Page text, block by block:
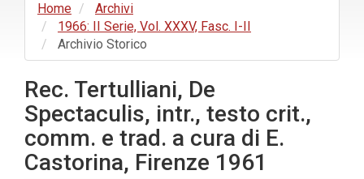
Home
Archivi
1966: II Serie, Vol. XXXV, Fasc. I-II
Archivio Storico
Rec. Tertulliani, De
Spectaculis, intr., testo crit.,
comm. e trad. a cura di E.
Castorina, Firenze 1961